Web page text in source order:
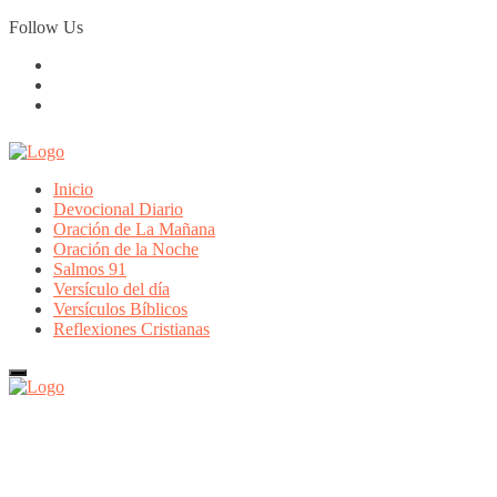
Skip
to
Follow Us
Inicio
Devocional Diario
Oración de La Mañana
Oración de la Noche
Salmos 91
Versículo del día
Versículos Bíblicos
Reflexiones Cristianas